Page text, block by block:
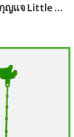
MMLM พวงกุญแจ Little Miss Fickle